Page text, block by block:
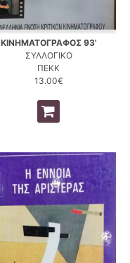
ΚΙΝΗΜΑΤΟΓΡΑΦΟΣ 93'
ΣΥΛΛΟΓΙΚΟ
ΠΕΚΚ
13.00€